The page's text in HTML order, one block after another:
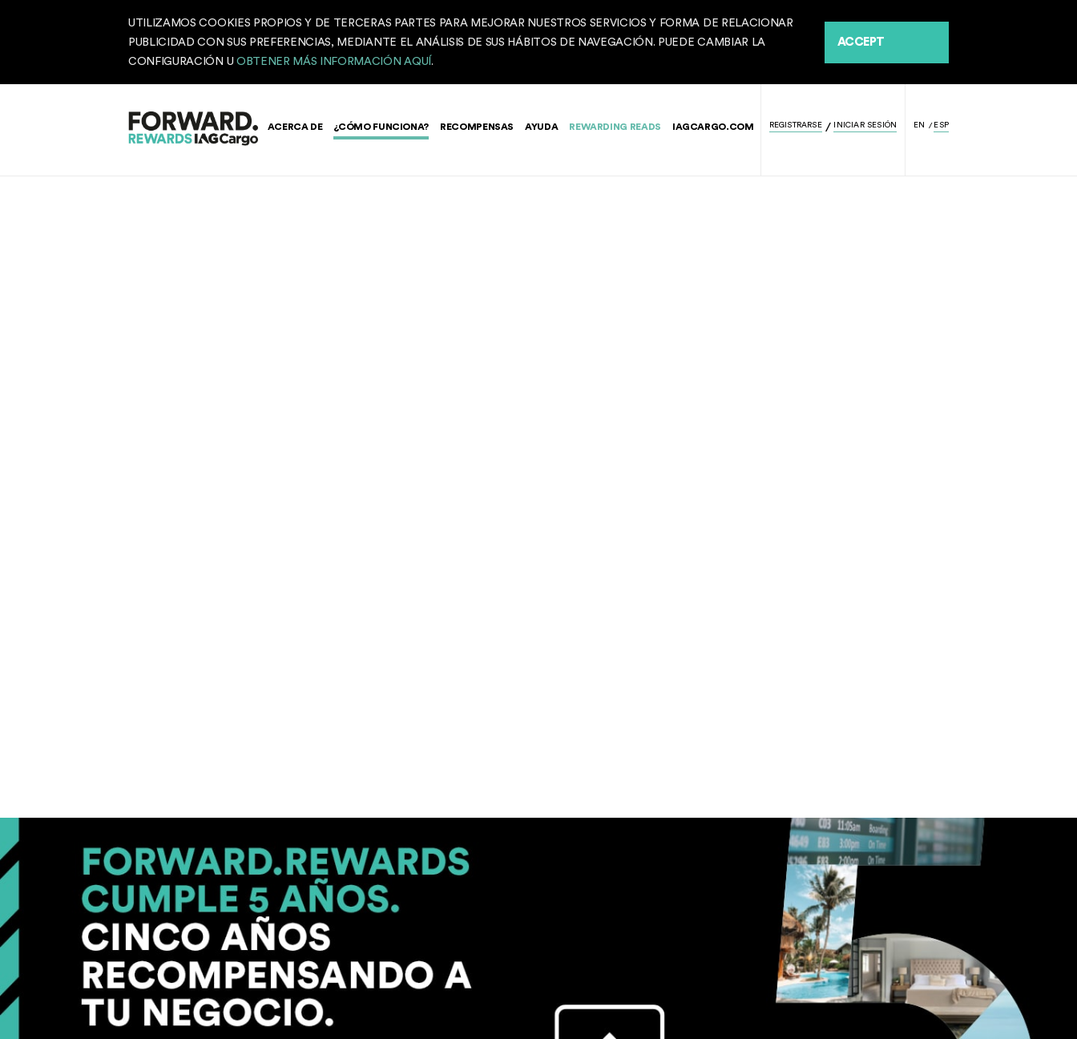
UTILIZAMOS COOKIES PROPIOS Y DE TERCERAS PARTES PARA MEJORAR NUESTROS SERVICIOS Y FORMA DE RELACIONAR
PUBLICIDAD CON SUS PREFERENCIAS, MEDIANTE EL ANÁLISIS DE SUS HÁBITOS DE NAVEGACIÓN. PUEDE CAMBIAR LA
CONFIGURACIÓN U OBTENER MÁS INFORMACIÓN AQUÍ .
ACCEPT
ACERCA DE ¿CÓMO FUNCIONA? RECOMPENSAS AYUDA REWARDING READS IAGCARGO.COM REGISTRARSE / INICIAR SESIÓN EN / ESP
CÓMO EMPEZAR
A GANAR RECOMPENSAS
PASO 1: INSCRIBIRSE